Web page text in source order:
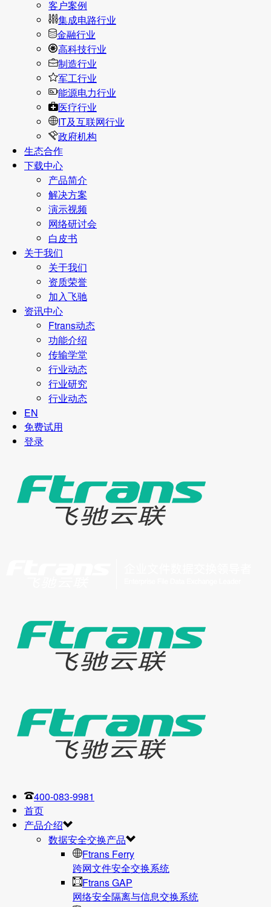
客户案例
集成电路行业
金融行业
高科技行业
制造行业
军工行业
能源电力行业
医疗行业
IT及互联网行业
政府机构
生态合作
下载中心
产品简介
解决方案
演示视频
网络研讨会
白皮书
关于我们
关于我们
资质荣誉
加入飞驰
资讯中心
Ftrans动态
功能介绍
传输学堂
行业动态
行业研究
行业动态
EN
免费试用
登录
400-083-9981
首页
产品介绍
数据安全交换产品
Ftrans Ferry
跨网文件安全交换系统
Ftrans GAP
网络安全隔离与信息交换系统